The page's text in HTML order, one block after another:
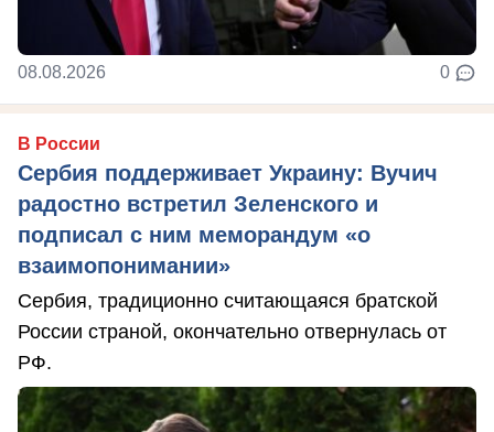
08.08.2026 0
В России
Сербия поддерживает Украину: Вучич
радостно встретил Зеленского и
подписал с ним меморандум «о
взаимопонимании»
Сербия, традиционно считающаяся братской
России страной, окончательно отвернулась от
РФ.